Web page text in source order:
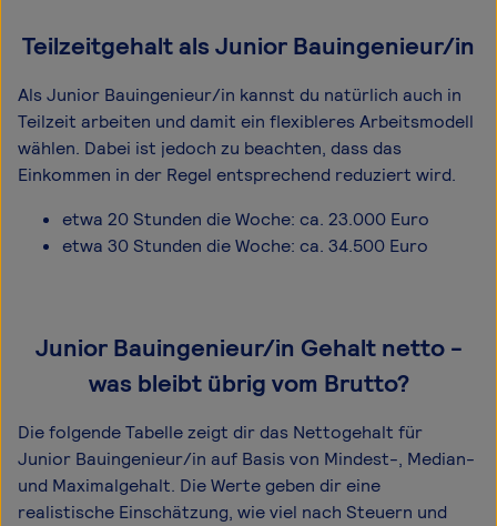
Teilzeitgehalt als Junior Bauingenieur/in
Als Junior Bauingenieur/in kannst du natürlich auch in
Teilzeit arbeiten und damit ein flexibleres Arbeitsmodell
wählen. Dabei ist jedoch zu beachten, dass das
Einkommen in der Regel entsprechend reduziert wird.
etwa 20 Stunden die Woche: ca. 23.000 Euro
etwa 30 Stunden die Woche: ca. 34.500 Euro
Junior Bauingenieur/in Gehalt netto -
was bleibt übrig vom Brutto?
Die folgende Tabelle zeigt dir das Netto­gehalt für
Junior Bauingenieur/in auf Basis von Mindest-, Median-
und Maximal­gehalt. Die Werte geben dir eine
realistische Einschätzung, wie viel nach Steuern und